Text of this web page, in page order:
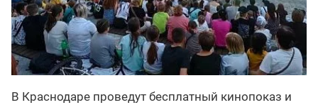
В Краснодаре проведут бесплатный кинопоказ и